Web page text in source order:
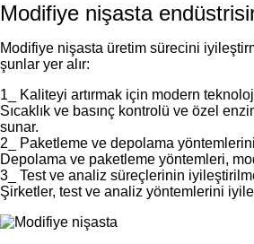
Modifiye nişasta
Modifiye nişasta üretim sürecini
şunlar yer alır:
1_ Kaliteyi artırmak için modern
Sıcaklık ve basınç kontrolü ve özel
sunar.
2_ Paketleme ve depolama
Depolama ve paketleme yöntemleri,
3_ Test ve analiz süreçlerinin
Şirketler, test ve analiz yöntemlerini